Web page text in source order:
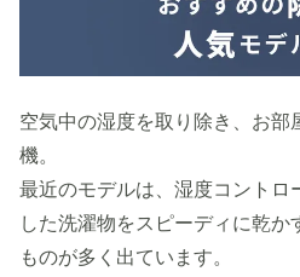
空気中の湿度を取り除き、お部
機。
最近のモデルは、湿度コントロ
した洗濯物をスピーディに乾か
ものが多く出ています。